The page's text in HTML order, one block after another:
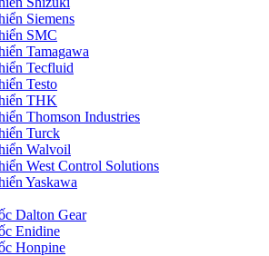
Siemens
SMC
Tamagawa
Tecfluid
Testo
THK
Thomson Industries
Turck
Walvoil
West Control Solutions
Yaskawa
Dalton Gear
Enidine
Honpine